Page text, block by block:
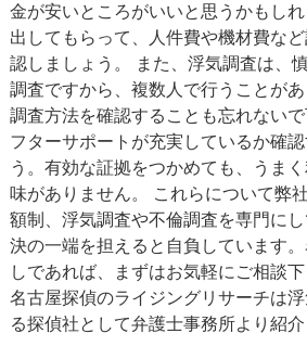
金が安いところがいいと思うかもし
出してもらって、人件費や機材費な
認しましょう。 また、浮気調査は、
調査ですから、複数人で行うことが
調査方法を確認することも忘れない
フターサポートが充実しているか確
う。有効な証拠をつかめても、うま
味がありません。 これらについて弊
額制、浮気調査や不倫調査を専門に
決の一端を担えると自負しています
しであれば、まずはお気軽にご相談下
名古屋探偵のライジングリサーチは
る探偵社として弁護士事務所より紹介